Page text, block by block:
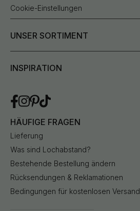
Cookie-Einstellungen
UNSER SORTIMENT
INSPIRATION
HÄUFIGE FRAGEN
Lieferung
Was sind Lochabstand?
Bestehende Bestellung ändern
Rücksendungen & Reklamationen
Bedingungen für kostenlosen Versand